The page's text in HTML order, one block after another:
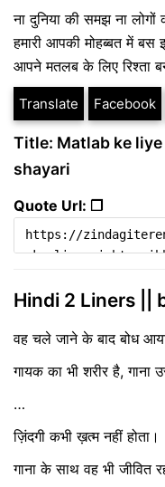
ना दुनिया की समझ ना लोगों
हमारी आपकी मोहब्बत में बस
आपने मतलब के लिए रिश्ता
Translate Facebook
Title: Matlab ke
shayari
Quote Url: ❐
Hindi 2 Liners ||
वह चले जाने के बाद बोध
गायक का भी शरीर है, गाना
…
ज़िंदगी कभी ख़त्म नहीं होता।
गाना के साथ वह भी जीवित